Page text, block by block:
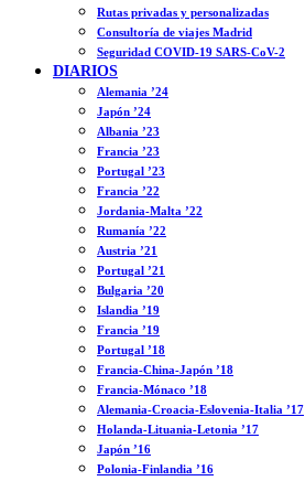
Rutas privadas y personalizadas
Consultoría de viajes Madrid
Seguridad COVID-19 SARS-CoV-2
DIARIOS
Alemania ’24
Japón ’24
Albania ’23
Francia ’23
Portugal ’23
Francia ’22
Jordania-Malta ’22
Rumanía ’22
Austria ’21
Portugal ’21
Bulgaria ’20
Islandia ’19
Francia ’19
Portugal ’18
Francia-China-Japón ’18
Francia-Mónaco ’18
Alemania-Croacia-Eslovenia-Italia ’17
Holanda-Lituania-Letonia ’17
Japón ’16
Polonia-Finlandia ’16